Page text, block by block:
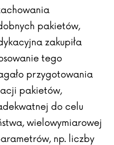
pakietów,
zakupiła
tego
przygotowania
pakietów,
do celu
wielowymiarowej
np. liczby